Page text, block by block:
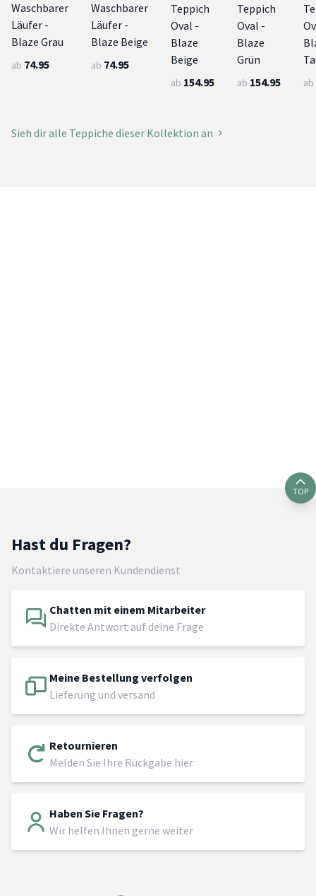
Waschbarer
Läufer -
Blaze Grau
ab 74.95
Waschbarer
Läufer -
Blaze Beige
ab 74.95
Teppich
Oval -
Blaze
Beige
ab 154.95
Teppich
Oval -
Blaze
Grün
ab 154.95 ab
Sieh dir alle Teppiche dieser Kollektion an
TOP
Hast du Fragen?
Kontaktiere unseren Kundendienst
Chatten mit einem Mitarbeiter
Direkte Antwort auf deine Frage
Meine Bestellung verfolgen
Lieferung und versand
Retournieren
Melden Sie Ihre Rückgabe hier
Haben Sie Fragen?
Wir helfen Ihnen gerne weiter